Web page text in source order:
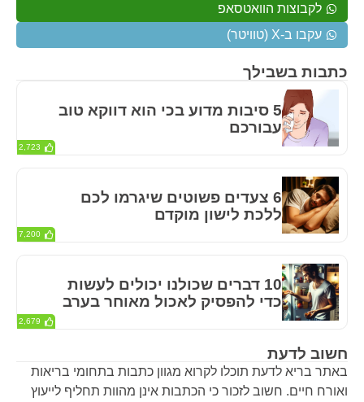
חשוב לדעת
באתר בריא לדעת תוכלו לקרוא מגוון כתבות בתחומי בריאות
ואורח חיים. חשוב לזכור כי הכתבות אינן מהוות תחליף לייעוץ
כתבות בשבילך
5 סיבות מדוע בכי הוא דווקא טוב
עבורכם
2,723
6 צעדים פשוטים שיגרמו לכם
ללכת לישון מוקדם
7,200
10 דברים שכולנו יכולים לעשות
כדי להפסיק לאכול מאוחר בערב
2,679
לקבוצות הוואטסאפ
עקבו ב-X (טוויטר)